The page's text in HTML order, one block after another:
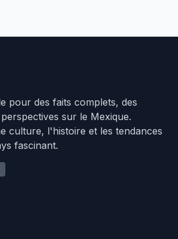
pour des faits complets, des
sur le Mexique.
culture, l'histoire et les tendances
fascinant.